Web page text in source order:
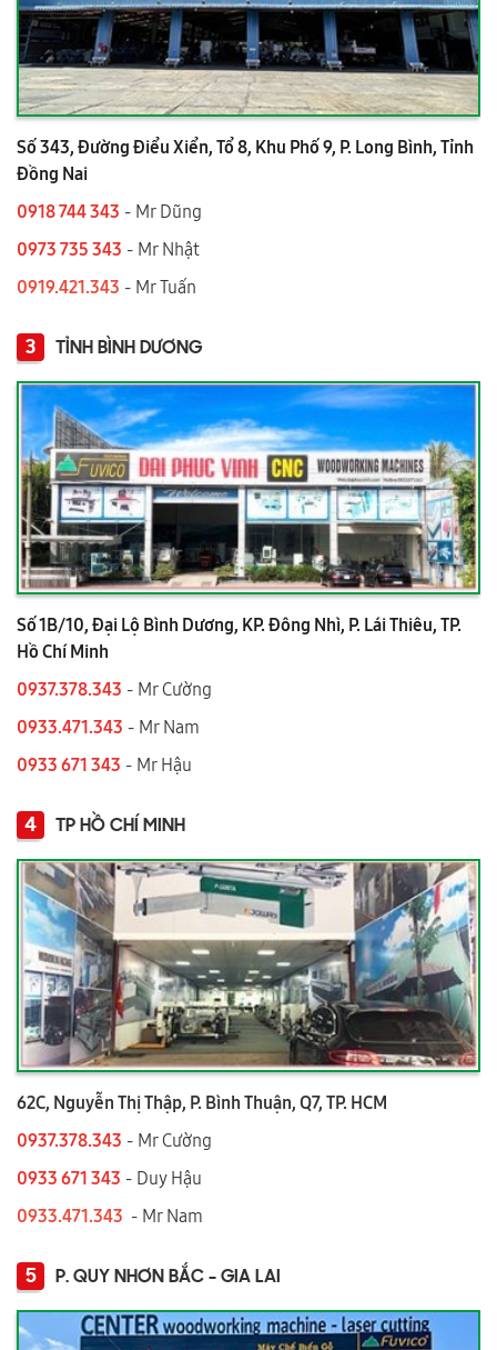
Số 343, Đường Điểu Xiển, Tổ 8, Khu Phố 9, P. Long Bình, Tỉnh
Đồng Nai
0918 744 343 - Mr Dũng
0973 735 343 - Mr Nhật
0919.421.343 ​​​​​​ - Mr Tuấn
3 TỈNH BÌNH DƯƠNG
Số 1B/10, Đại Lộ Bình Dương, KP. Đông Nhì, P. Lái Thiêu, TP.
Hồ Chí Minh
0937.378.343 - Mr Cường
0933.471.343 - Mr Nam
0933 671 343 - Mr Hậu
4 TP HỒ CHÍ MINH
62C, Nguyễn Thị Thập, P. Bình Thuận, Q7, TP. HCM
0937.378.343 - Mr Cường
0933 671 343 - Duy Hậu
0933.471.343 - Mr Nam
5 P. QUY NHƠN BẮC - GIA LAI